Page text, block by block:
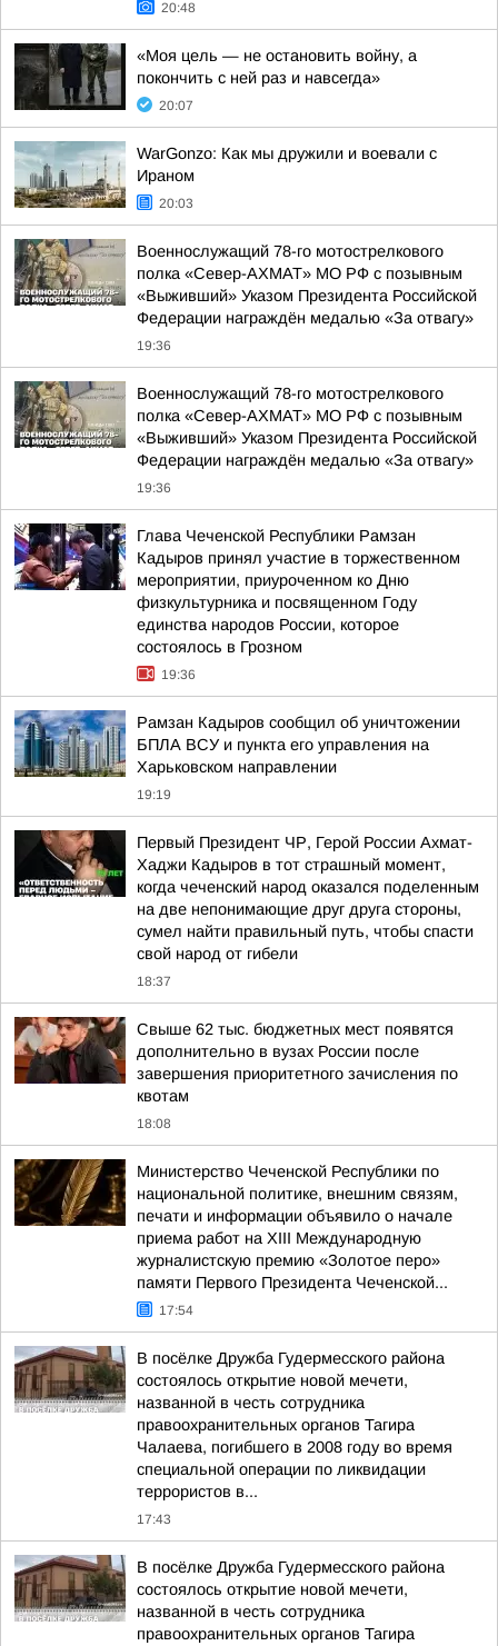
20:48
«Моя цель — не остановить войну, а
покончить с ней раз и навсегда»
20:07
WarGonzo: Как мы дружили и воевали с
Ираном
20:03
Военнослужащий 78-го мотострелкового
полка «Север-АХМАТ» МО РФ с позывным
«Выживший» Указом Президента Российской
Федерации награждён медалью «За отвагу»
19:36
Военнослужащий 78-го мотострелкового
полка «Север-АХМАТ» МО РФ с позывным
«Выживший» Указом Президента Российской
Федерации награждён медалью «За отвагу»
19:36
Глава Чеченской Республики Рамзан
Кадыров принял участие в торжественном
мероприятии, приуроченном ко Дню
физкультурника и посвященном Году
единства народов России, которое
состоялось в Грозном
19:36
Рамзан Кадыров сообщил об уничтожении
БПЛА ВСУ и пункта его управления на
Харьковском направлении
19:19
Первый Президент ЧР, Герой России Ахмат-
Хаджи Кадыров в тот страшный момент,
когда чеченский народ оказался поделенным
на две непонимающие друг друга стороны,
сумел найти правильный путь, чтобы спасти
свой народ от гибели
18:37
Свыше 62 тыс. бюджетных мест появятся
дополнительно в вузах России после
завершения приоритетного зачисления по
квотам
18:08
Министерство Чеченской Республики по
национальной политике, внешним связям,
печати и информации объявило о начале
приема работ на XIII Международную
журналистскую премию «Золотое перо»
памяти Первого Президента Чеченской...
17:54
В посёлке Дружба Гудермесского района
состоялось открытие новой мечети,
названной в честь сотрудника
правоохранительных органов Тагира
Чалаева, погибшего в 2008 году во время
специальной операции по ликвидации
террористов в...
17:43
В посёлке Дружба Гудермесского района
состоялось открытие новой мечети,
названной в честь сотрудника
правоохранительных органов Тагира